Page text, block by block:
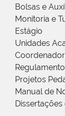
Bolsas e
Monitoria e
Estágio
Unidades
Projetos
Manual de
Dissertações